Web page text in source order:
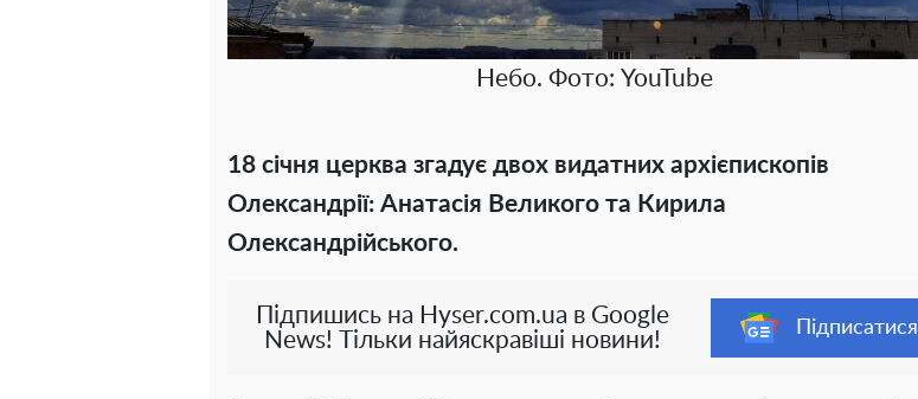
Небо. Фото: YouTube
18 січня церква згадує двох видатних архієпископів
Олександрії: Анатасія Великого та Кирила
Олександрійського.
Підпишись на Hyser.com.ua в Google
News! Тільки найяскравіші новини!
Підписатися